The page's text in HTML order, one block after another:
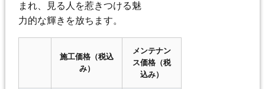
まれ、見る人を惹きつける魅
力的な輝きを放ちます。
施工価格（税込
み）
メンテナン
ス価格（税
込み）